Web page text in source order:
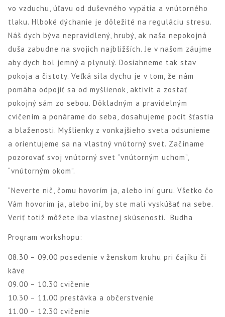
vo vzduchu, úľavu od duševného vypätia a vnútorného
tlaku. Hlboké dýchanie je dôležité na reguláciu stresu.
Náš dych býva nepravidlený, hrubý, ak naša nepokojná
duša zabudne na svojich najbližších. Je v našom záujme
aby dych bol jemný a plynulý. Dosiahneme tak stav
pokoja a čistoty. Veľká sila dychu je v tom, že nám
pomáha odpojiť sa od myšlienok, aktivít a zostať
pokojný sám zo sebou. Dôkladným a pravidelným
cvičením a ponárame do seba, dosahujeme pocit šťastia
a blaženosti. Myšlienky z vonkajšieho sveta odsunieme
a orientujeme sa na vlastný vnútorný svet. Začíname
pozorovať svoj vnútorný svet “vnútorným uchom”,
“vnútorným okom”.
“Neverte nič, čomu hovorím ja, alebo iní guru. Všetko čo
Vám hovorím ja, alebo iní, by ste mali vyskúšať na sebe.
Veriť totiž môžete iba vlastnej skúsenosti.” Budha
Program workshopu:
08.30 – 09.00 posedenie v ženskom kruhu pri čajíku či
káve
09.00 – 10.30 cvičenie
10.30 – 11.00 prestávka a občerstvenie
11.00 – 12.30 cvičenie